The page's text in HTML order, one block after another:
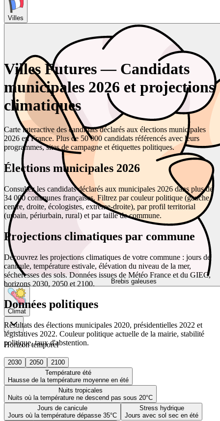
Villes
Brebis galeuses
Climat
Horizon temporel
2030 2050
2100
Température été
Hausse de la température moyenne en été
Nuits tropicales
Nuits où la température ne descend pas sous 20°C
Jours de canicule
Jours où la température dépasse 35°C
Stress hydrique
Jours avec sol sec en été
Villes Futures — Candidats
municipales 2026 et projections
climatiques
Carte interactive des candidats déclarés aux élections municipales
2026 en France. Plus de 50 000 candidats référencés avec leurs
programmes, sites de campagne et étiquettes politiques.
Élections municipales 2026
Consultez les candidats déclarés aux municipales 2026 dans plus de
34 000 communes françaises. Filtrez par couleur politique (gauche,
centre, droite, écologistes, extrême-droite), par profil territorial
(urbain, périurbain, rural) et par taille de commune.
Projections climatiques par commune
Découvrez les projections climatiques de votre commune : jours de
canicule, température estivale, élévation du niveau de la mer,
sécheresses des sols. Données issues de Météo France et du GIEC,
horizons 2030, 2050 et 2100.
Données politiques
Résultats des élections municipales 2020, présidentielles 2022 et
législatives 2022. Couleur politique actuelle de la mairie, stabilité
politique, taux d'abstention.